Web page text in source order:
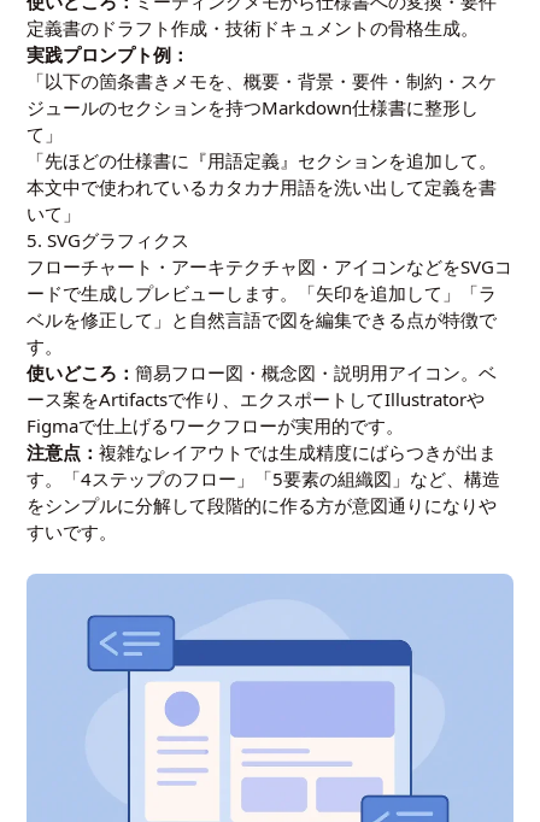
定義書のドラフト作成・技術ドキュメントの骨格生成。
実践プロンプト例：
「以下の箇条書きメモを、概要・背景・要件・制約・スケ
ジュールのセクションを持つMarkdown仕様書に整形し
て」
「先ほどの仕様書に『用語定義』セクションを追加して。
本文中で使われているカタカナ用語を洗い出して定義を書
いて」
5. SVGグラフィクス
フローチャート・アーキテクチャ図・アイコンなどをSVGコ
ードで生成しプレビューします。「矢印を追加して」「ラ
ベルを修正して」と自然言語で図を編集できる点が特徴で
す。
使いどころ：簡易フロー図・概念図・説明用アイコン。ベ
ース案をArtifactsで作り、エクスポートしてIllustratorや
Figmaで仕上げるワークフローが実用的です。
注意点：複雑なレイアウトでは生成精度にばらつきが出ま
す。「4ステップのフロー」「5要素の組織図」など、構造
をシンプルに分解して段階的に作る方が意図通りになりや
すいです。